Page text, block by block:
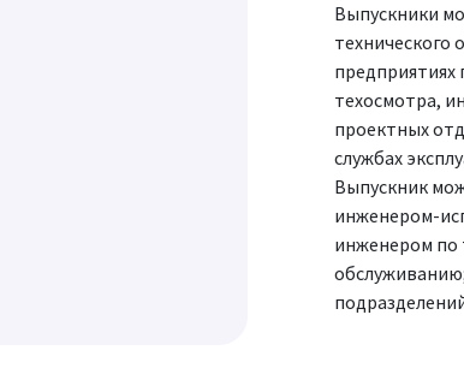
Выпускники
технического
предприятиях
техосмотра,
проектных
службах
Выпускник
инженером-
инженером по